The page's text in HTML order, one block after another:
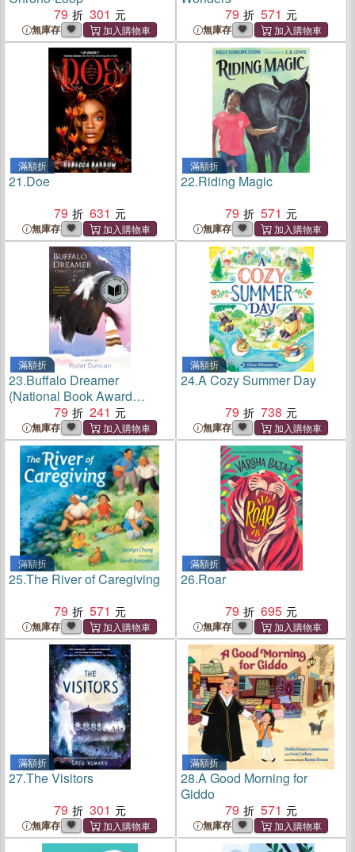
79
301
無庫存
79
571
無庫存
滿額折
21.Doe
79
631
無庫存
滿額折
22.Riding Magic
79
571
無庫存
滿額折
23.Buffalo Dreamer
(National Book Award
79 241
無庫存
滿額折
24.A Cozy Summer Day
79
738
無庫存
滿額折
25.The River of Caregiving
79
571
無庫存
滿額折
26.Roar
79
695
無庫存
滿額折
27.The Visitors
79
301
無庫存
滿額折
28.A Good Morning for
Giddo
79
571
無庫存